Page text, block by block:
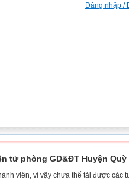
Đăng nhập /
tử phòng GD&ĐT Huyện Quỳ
viên, vì vậy chưa thể tải được các